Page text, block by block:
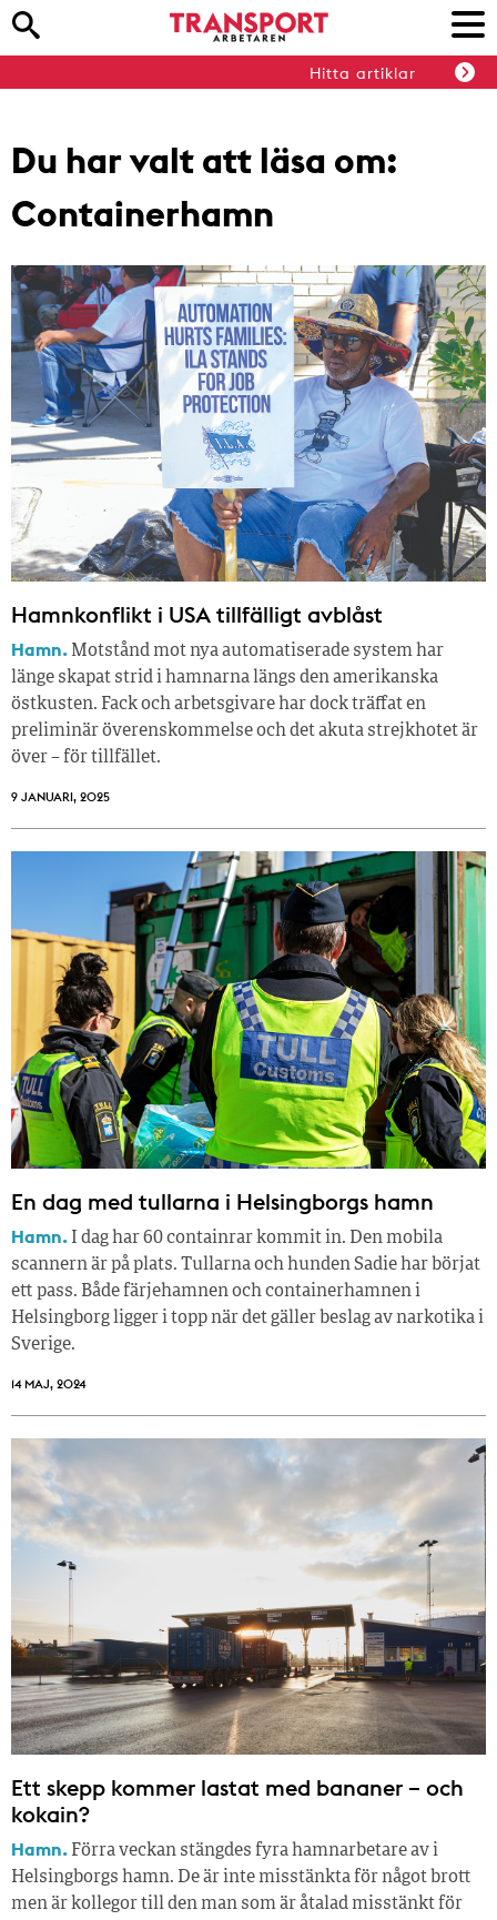
Hitta artiklar
Du har valt att läsa om:
Containerhamn
Hamnkonflikt i USA tillfälligt avblåst
Hamn. Motstånd mot nya automatiserade system har
länge skapat strid i hamnarna längs den amerikanska
östkusten. Fack och arbetsgivare har dock träffat en
preliminär överenskommelse och det akuta strejkhotet är
över – för tillfället.
9 JANUARI, 2025
En dag med tullarna i Helsingborgs hamn
Hamn. I dag har 60 containrar kommit in. Den mobila
scannern är på plats. Tullarna och hunden Sadie har börjat
ett pass. Både färjehamnen och containerhamnen i
Helsingborg ligger i topp när det gäller beslag av narkotika i
Sverige.
14 MAJ, 2024
Ett skepp kommer lastat med bananer – och
kokain?
Hamn. Förra veckan stängdes fyra hamnarbetare av i
Helsingborgs hamn. De är inte misstänkta för något brott
men är kollegor till den man som är åtalad misstänkt för